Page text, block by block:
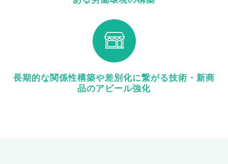
長期的な関係性構築や差別化に繋がる技術・新商
品のアピール強化